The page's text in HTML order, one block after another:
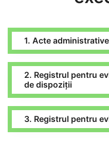
1. Acte
2. Registrul pentru
de dispoziții
3. Registrul pentru